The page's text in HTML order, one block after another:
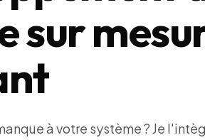
sur
à votre système ? Je